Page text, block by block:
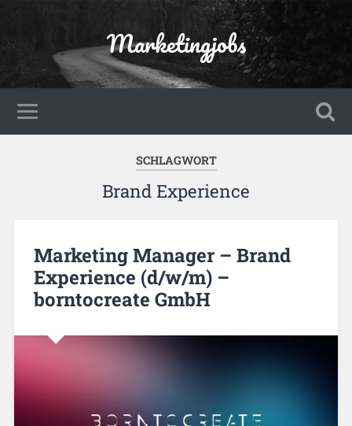
Marketingjobs
SCHLAGWORT
Brand Experience
Marketing Manager – Brand
Experience (d/w/m) –
borntocreate GmbH